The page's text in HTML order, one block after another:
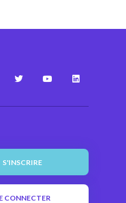
S'INSCRIRE
CONNECTER